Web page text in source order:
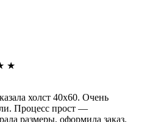
★
холст 40х60. Очень
Процесс прост —
размеры, оформила заказ.